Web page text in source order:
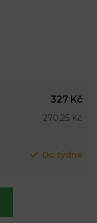
327 Kč
270,25 Kč
Do týdne